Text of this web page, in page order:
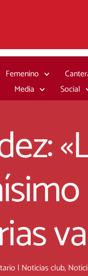
Femenino
Media Social
| Noticias club,